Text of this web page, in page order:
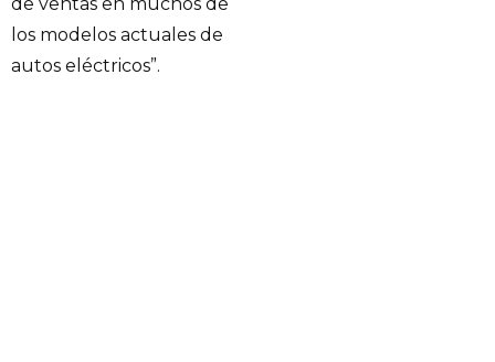
de ventas en muchos de
los modelos actuales de
autos eléctricos”.